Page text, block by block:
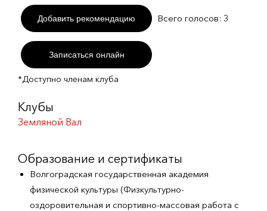
Добавить рекомендацию Всего голосов: 3
Записаться онлайн
*Доступно членам клуба
Клубы
Земляной Вал
Образование и сертификаты
Волгоградская государственная академия
физической культуры (Физкультурно-
оздоровительная и спортивно-массовая работа с